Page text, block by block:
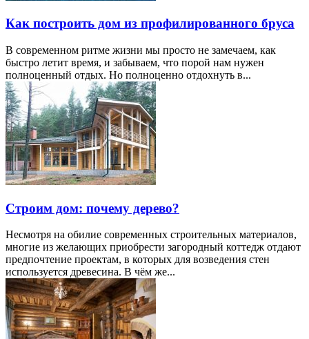
Как построить дом из профилированного бруса
В современном ритме жизни мы просто не замечаем, как
быстро летит время, и забываем, что порой нам нужен
полноценный отдых. Но полноценно отдохнуть в...
Строим дом: почему дерево?
Несмотря на обилие современных строительных материалов,
многие из желающих приобрести загородный коттедж отдают
предпочтение проектам, в которых для возведения стен
используется древесина. В чём же...